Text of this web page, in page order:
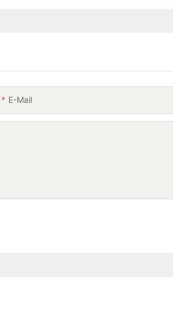
E-Mail